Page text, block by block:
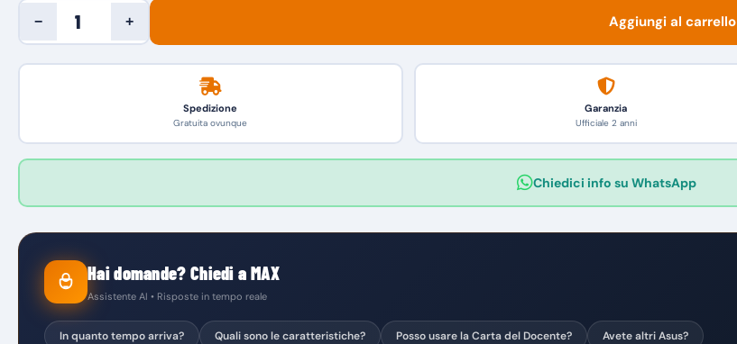
− + Aggiungi al carrello
Spedizione
Gratuita ovunque
Garanzia
Ufficiale 2 anni
Chiedici info su WhatsApp
Hai domande? Chiedi a MAX
Assistente AI • Risposte in tempo reale
In quanto tempo arriva? Quali sono le caratteristiche? Posso usare la Carta del Docente? Avete altri Asus?